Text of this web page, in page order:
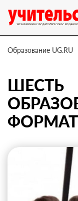
Образование UG.RU
ШЕСТЬ